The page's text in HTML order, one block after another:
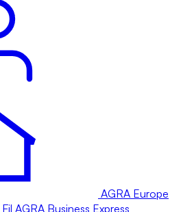
AGRA Europe
Fil AGRA Business Express